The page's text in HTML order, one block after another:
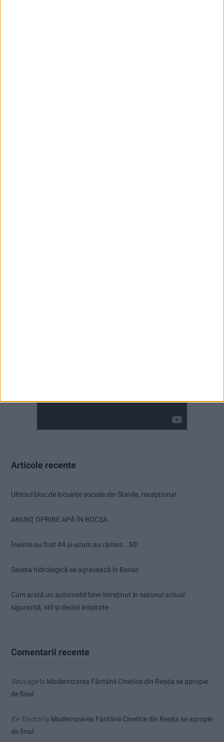
Articole recente
Ultimul bloc de locuințe sociale din Stavila, recepționat
ANUNŢ OPRIRE APĂ ÎN BOCȘA
Înainte au fost 44 și-acum au rămas… 50!
Seceta hidrologică se agravează în Banat
Cum arată un automobil bine întreținut în sezonul actual:
siguranță, stil și decizii inspirate
Comentarii recente
Sauvagela Modernizarea Fântânii Cinetice din Reșița se apropie
de final
Ex-Tinctorla Modernizarea Fântânii Cinetice din Reșița se apropie
de final